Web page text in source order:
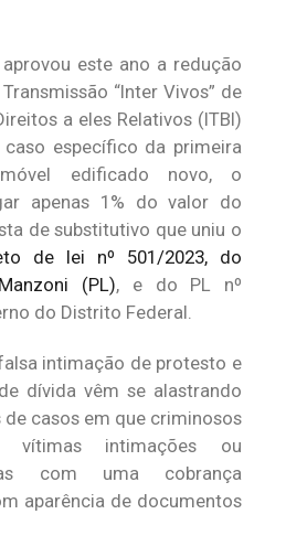
este ano a redução
“Inter Vivos” de
a eles Relativos (ITBI)
caso específico da primeira
edificado novo, o
apenas 1% do valor do
de substitutivo que uniu o
de lei nº 501/2023, do
(PL), e do PL nº
do Distrito Federal.
intimação de protesto e
dívida vêm se alastrando
de casos em que criminosos
vítimas intimações ou
com uma cobrança
aparência de documentos